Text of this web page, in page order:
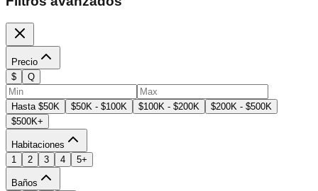
Precio
$
Q
Hasta $50K $50K - $100K $100K - $200K
$200K - $500K
$500K+
Habitaciones
1
2 3 4 5+
Baños